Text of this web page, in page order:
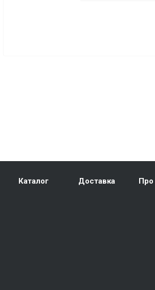
Каталог Доставка Про